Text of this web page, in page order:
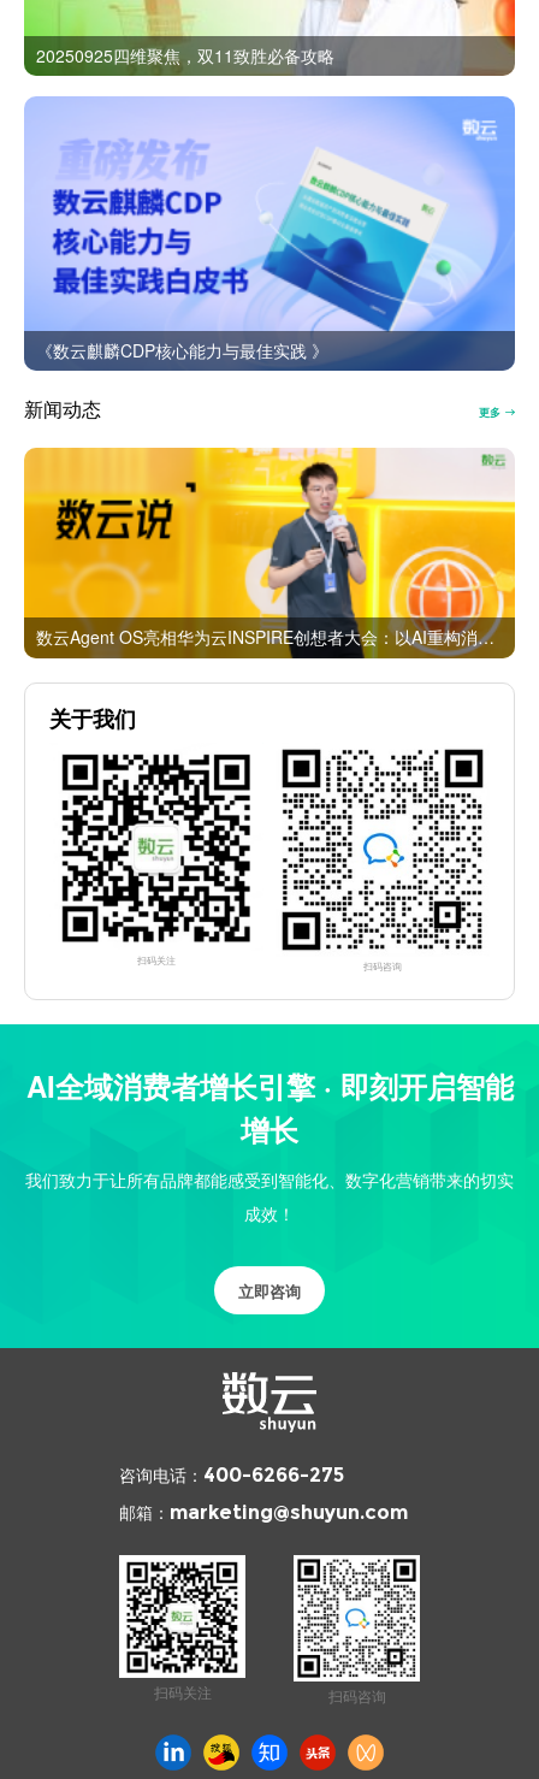
20250925四维聚焦，双11致胜必备攻略
《数云麒麟CDP核心能力与最佳实践 》
新闻动态 更多
数云Agent OS亮相华为云INSPIRE创想者大会：以AI重构消费者运营与零售营销新范式
关于我们
扫码关注 扫码咨询
AI全域消费者增长引擎 · 即刻开启智能
增长
我们致力于让所有品牌都能感受到智能化、数字化营销带来的切实
成效！
立即咨询
咨询电话： 400-6266-275
邮箱： marketing@shuyun.com
扫码关注 扫码咨询